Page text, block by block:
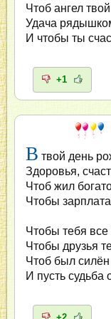
Чтоб ангел
Удача
И чтобы ты
+1
В твой день
Здоровья,
Чтоб жил
Чтобы
Чтобы тебя
Чтобы друзья
Чтоб был силён
И пусть судьба